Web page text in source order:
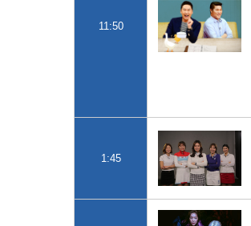
11:50
1:45